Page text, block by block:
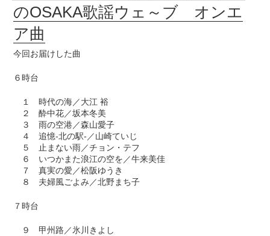
のOSAKA歌謡ウェ～ブ オンエ
ア曲
今回お届けした曲
６時台
１ 時代の海／大江 裕
２ 酔中花／坂本冬美
３ 雨の空港／森山愛子
４ 追憶‐北の駅‐／山崎ていじ
５ 止まない雨／チョン・テフ
６ いつかまた浪江の空を／牛来美佳
７ 真実の愛／松阪ゆうき
８ 夫婦風ごよみ／北野まち子
７時台
９ 甲州路／氷川きよし